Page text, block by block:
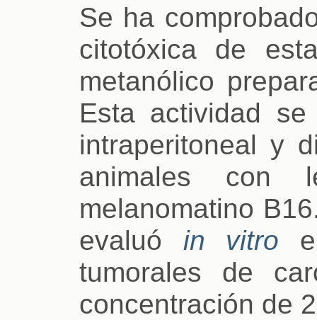
Se ha
citotóxica de
metanólico
Esta actividad
intraperitoneal y
animales con
melanomatino
evaluó in vitro
tumorales de
concentración de